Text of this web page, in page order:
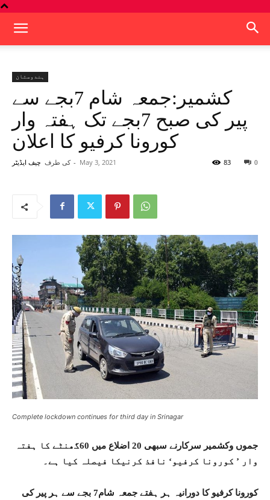
ہندوستان
کشمیر:جمعہ شام 7بجے سے
پیر کی صبح 7بجے تک ہفتہ وار
کورونا کرفیو کا اعلان
کی طرف چیف ایڈیٹر - May 3, 2021 0
83
Complete lockdown continues for third day in Srinagar
جموں وکشمیر سرکارنے سبھی 20 اضلاع میں 60گھنٹے کا ہفتہ
وار ’ کورونا کرفیو‘ نافذ کرنیکا فیصلہ کیا ہے۔
کورونا کرفیو کا دورانیہ ہر ہفتے جمعہ شام7 بجے سے ہر پیر کی